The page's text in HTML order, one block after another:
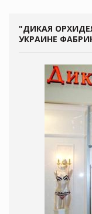
"ДИКАЯ
УКРАИНЕ